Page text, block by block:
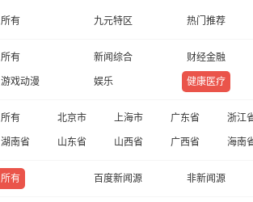
所有 九元特区 热门推荐
所有 新闻综合 财经金融
游戏动漫 娱乐 健康医疗
所有 北京市 上海市 广东省 浙江
湖南省 山东省 山西省 广西省 海南
所有 百度新闻源 非新闻源